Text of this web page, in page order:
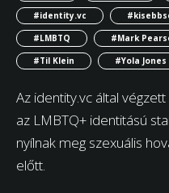
#identity.vc
#LMBTQ
#Mark
#Til Klein
#Yola Jones
Az identity.vc által
az LMBTQ+ identitású
nyílnak meg szexuális
előtt.